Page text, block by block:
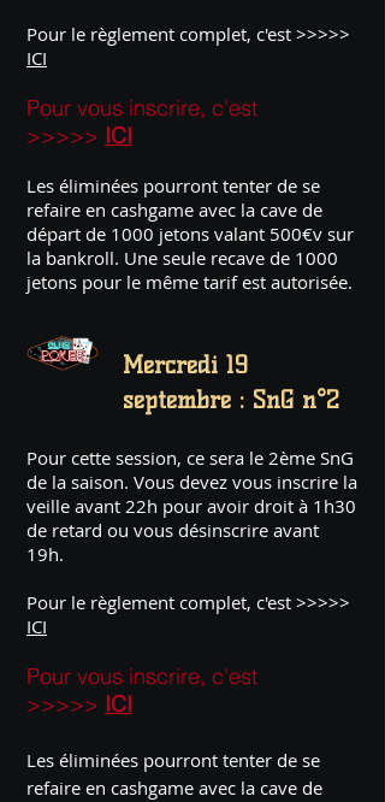
Pour le règlement complet, c'est >>>>>
ICI
Pour vous inscrire, c'est
>>>>> ICI
Les éliminées pourront tenter de se
refaire en cashgame avec la cave de
départ de 1000 jetons valant 500€v sur
la bankroll. Une seule recave de 1000
jetons pour le même tarif est autorisée.
Mercredi 19
septembre : SnG n°2
Pour cette session, ce sera le 2ème SnG
de la saison. Vous devez vous inscrire la
veille avant 22h pour avoir droit à 1h30
de retard ou vous désinscrire avant
19h.
Pour le règlement complet, c'est >>>>>
ICI
Pour vous inscrire, c'est
>>>>> ICI
Les éliminées pourront tenter de se
refaire en cashgame avec la cave de